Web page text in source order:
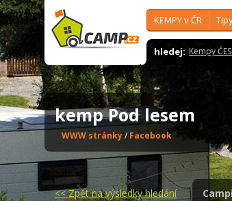
KEMPY v ČR
hledej: Kempy
kemp Pod lesem
WWW stránky/ Facebook
<<Zpět na výsledky hledání